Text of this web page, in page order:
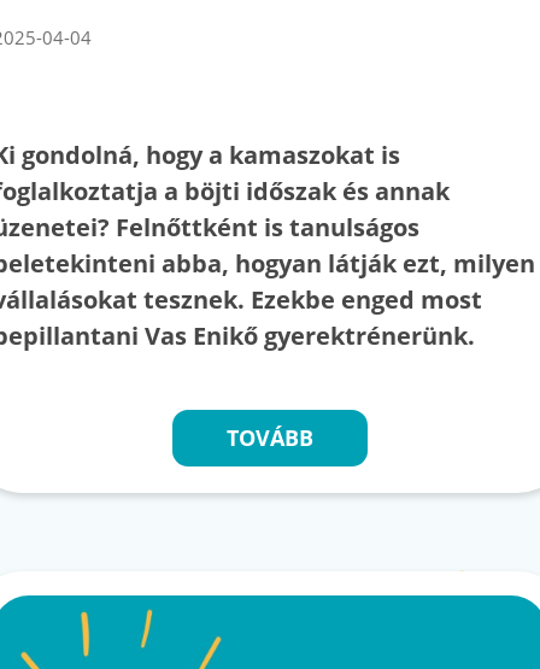
04-04
gondolná, hogy a kamaszokat is
a böjti időszak és annak
Felnőttként is tanulságos
abba, hogyan látják ezt, milyen
tesznek. Ezekbe enged most
Vas Enikő gyerektrénerünk.
TOVÁBB